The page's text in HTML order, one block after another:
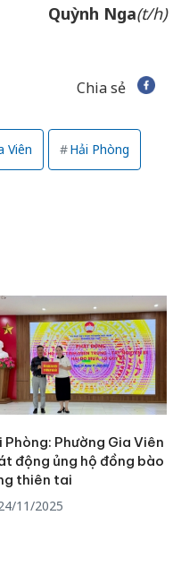
Quỳnh Nga(t/h)
Chia sẻ
Viên Hải Phòng
Phòng: Phường Gia Viên
động ủng hộ đồng bào
thiên tai
11/2025